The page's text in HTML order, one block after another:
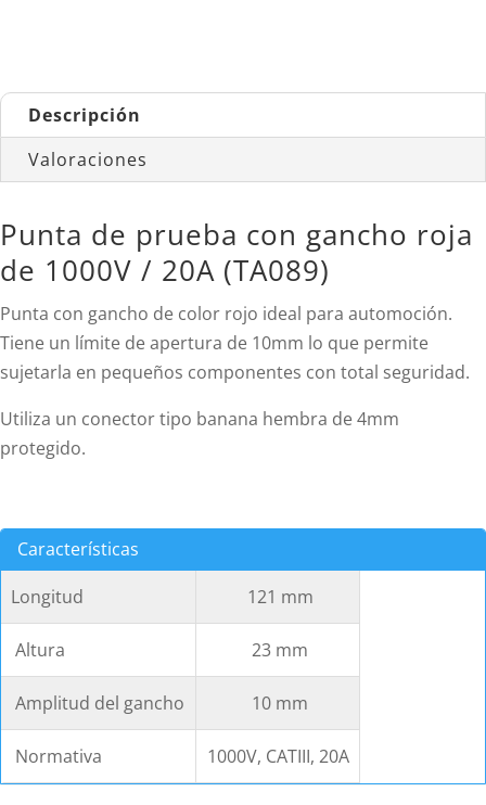
Descripción
Valoraciones
Punta de prueba con gancho roja
de 1000V / 20A (TA089)
Punta con gancho de color rojo ideal para automoción.
Tiene un límite de apertura de 10mm lo que permite
sujetarla en pequeños componentes con total seguridad.
Utiliza un conector tipo banana hembra de 4mm
protegido.
Características
Longitud
121 mm
Altura 23 mm
Amplitud del gancho 10 mm
Normativa 1000V, CATIII, 20A